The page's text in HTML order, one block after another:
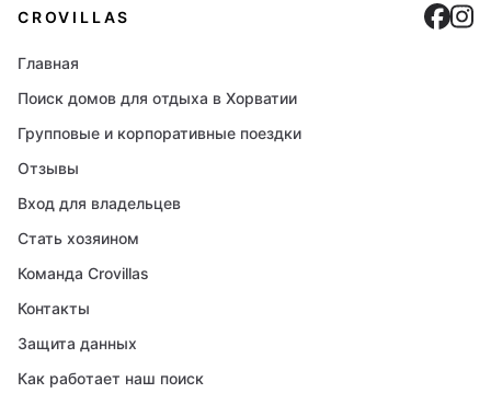
CROVILLAS
Главная
Поиск домов для отдыха в Хорватии
Групповые и корпоративные поездки
Отзывы
Вход для владельцев
Стать хозяином
Команда Crovillas
Контакты
Защита данных
Как работает наш поиск